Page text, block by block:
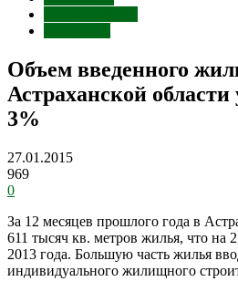
Объем введенного
Астраханской
3%
27.01.2015
969
0
За 12 месяцев прошлого года в
611 тысяч кв. метров жилья, что на
2013 года. Большую часть жилья
индивидуального жилищного